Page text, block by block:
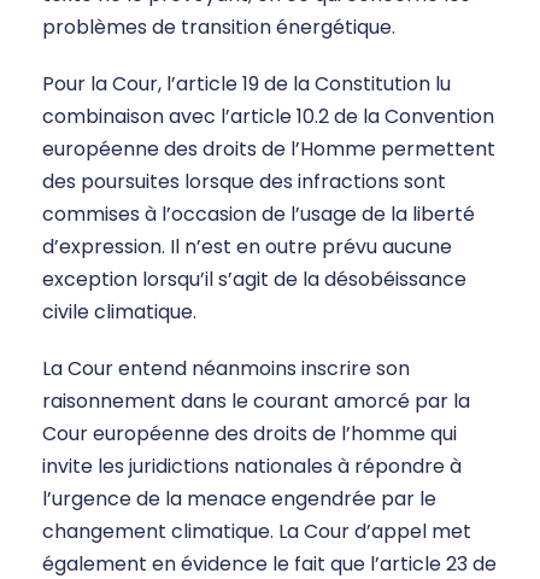
problèmes de transition énergétique.
Pour la Cour, l’article 19 de la Constitution lu
combinaison avec l’article 10.2 de la Convention
européenne des droits de l’Homme permettent
des poursuites lorsque des infractions sont
commises à l’occasion de l’usage de la liberté
d’expression. Il n’est en outre prévu aucune
exception lorsqu’il s’agit de la désobéissance
civile climatique.
La Cour entend néanmoins inscrire son
raisonnement dans le courant amorcé par la
Cour européenne des droits de l’homme qui
invite les juridictions nationales à répondre à
l’urgence de la menace engendrée par le
changement climatique. La Cour d’appel met
également en évidence le fait que l’article 23 de